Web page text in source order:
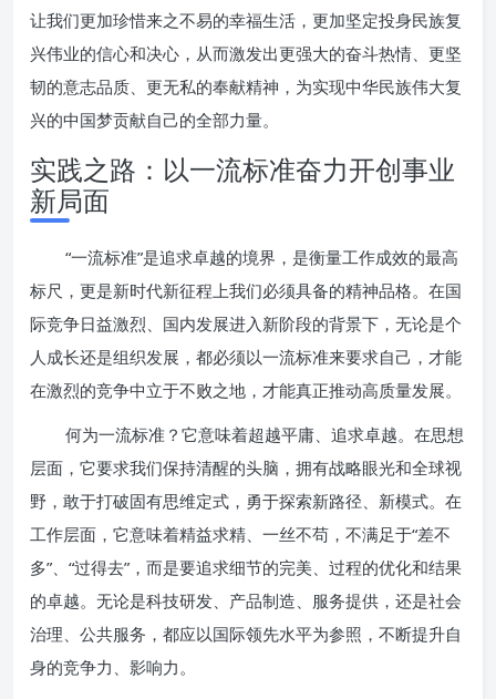
让我们更加珍惜来之不易的幸福生活，更加坚定投身民族复
兴伟业的信心和决心，从而激发出更强大的奋斗热情、更坚
韧的意志品质、更无私的奉献精神，为实现中华民族伟大复
兴的中国梦贡献自己的全部力量。
实践之路：以一流标准奋力开创事业
新局面
“一流标准”是追求卓越的境界，是衡量工作成效的最高
标尺，更是新时代新征程上我们必须具备的精神品格。在国
际竞争日益激烈、国内发展进入新阶段的背景下，无论是个
人成长还是组织发展，都必须以一流标准来要求自己，才能
在激烈的竞争中立于不败之地，才能真正推动高质量发展。
何为一流标准？它意味着超越平庸、追求卓越。在思想
层面，它要求我们保持清醒的头脑，拥有战略眼光和全球视
野，敢于打破固有思维定式，勇于探索新路径、新模式。在
工作层面，它意味着精益求精、一丝不苟，不满足于“差不
多”、“过得去”，而是要追求细节的完美、过程的优化和结果
的卓越。无论是科技研发、产品制造、服务提供，还是社会
治理、公共服务，都应以国际领先水平为参照，不断提升自
身的竞争力、影响力。